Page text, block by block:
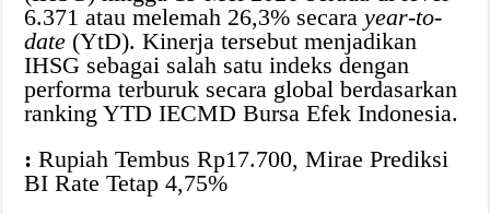
6.371 atau melemah 26,3% secarayear-to-
date (YtD). Kinerja tersebut menjadikan
IHSG sebagai salah satu indeks dengan
performa terburuk secara global berdasarkan
ranking YTD IECMD Bursa Efek Indonesia.
: Rupiah Tembus Rp17.700, Mirae Prediksi
BI Rate Tetap 4,75%